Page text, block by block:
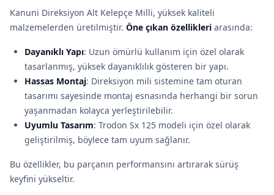
Kanuni Direksiyon Alt Kelepçe Milli, yüksek kaliteli
malzemelerden üretilmiştir. Öne çıkan özellikleri arasında:
Dayanıklı Yapı: Uzun ömürlü kullanım için özel olarak
tasarlanmış, yüksek dayanıklılık gösteren bir yapı.
Hassas Montaj: Direksiyon mili sistemine tam oturan
tasarımı sayesinde montaj esnasında herhangi bir sorun
yaşanmadan kolayca yerleştirilebilir.
Uyumlu Tasarım: Trodon Sx 125 modeli için özel olarak
geliştirilmiş, böylece tam uyum sağlanır.
Bu özellikler, bu parçanın performansını artırarak sürüş
keyfini yükseltir.